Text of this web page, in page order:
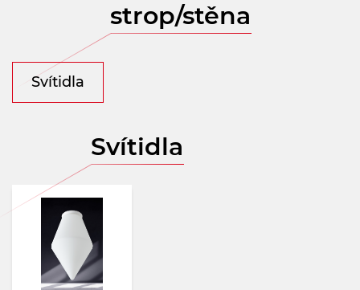
strop/stěna
Svítidla
Svítidla